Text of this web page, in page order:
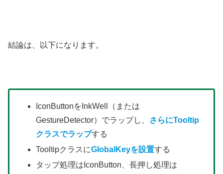
結論は、以下になります。
IconButtonをInkWell（または
GestureDetector）でラップし、
さらにTooltip
クラスでラップする
TooltipクラスにGlobalKeyを設置する
タップ処理はIconButton、長押し処理は